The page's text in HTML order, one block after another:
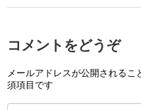
コメントをどうぞ
メールアドレスが公開されるこ
須項目です